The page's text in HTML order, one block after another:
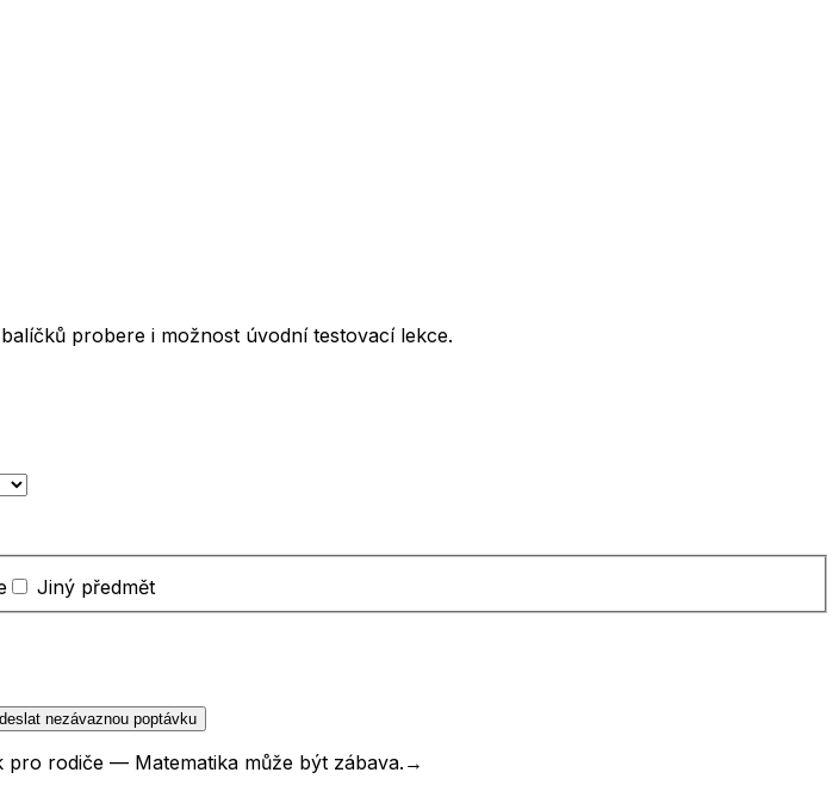
probere i možnost úvodní testovací lekce.
Jiný předmět
nezávaznou poptávku
pro rodiče — Matematika může být zábava. →